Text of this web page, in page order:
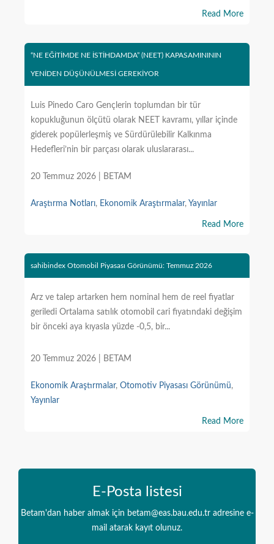
Read More
“NE EĞİTİMDE NE İSTİHDAMDA” (NEET) KAPASAMINININ
YENİDEN DÜŞÜNÜLMESİ GEREKİYOR
Luis Pinedo Caro Gençlerin toplumdan bir tür
kopukluğunun ölçütü olarak NEET kavramı, yıllar içinde
giderek popülerleşmiş ve Sürdürülebilir Kalkınma
Hedefleri’nin bir parçası olarak uluslararası...
20 Temmuz 2026 | BETAM
Araştırma Notları, Ekonomik Araştırmalar, Yayınlar
Read More
sahibindex Otomobil Piyasası Görünümü: Temmuz 2026
Arz ve talep artarken hem nominal hem de reel fiyatlar
geriledi Ortalama satılık otomobil cari fiyatındaki değişim
bir önceki aya kıyasla yüzde -0,5, bir...
20 Temmuz 2026 | BETAM
Ekonomik Araştırmalar, Otomotiv Piyasası Görünümü,
Yayınlar
Read More
E-Posta listesi
Betam'dan haber almak için betam@eas.bau.edu.tr adresine e-
mail atarak kayıt olunuz.